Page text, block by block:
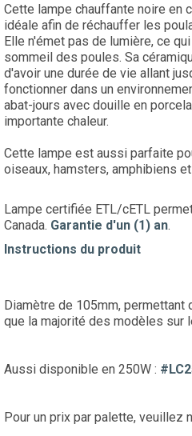
Cette lampe chauffante noire en
idéale afin de réchauffer les
Elle n'émet pas de lumière, ce
sommeil des poules. Sa
d'avoir une durée de vie allant
fonctionner dans un
abat-jours avec douille en
importante chaleur.
Cette lampe est aussi parfaite
oiseaux, hamsters, amphibiens
Lampe certifiée ETL/cETL
Canada. Garantie d'un (1) an.
Instructions du produit
Diamètre de 105mm, permettant
que la majorité des modèles sur
Aussi disponible en 250W :
Pour un prix par palette, veuillez